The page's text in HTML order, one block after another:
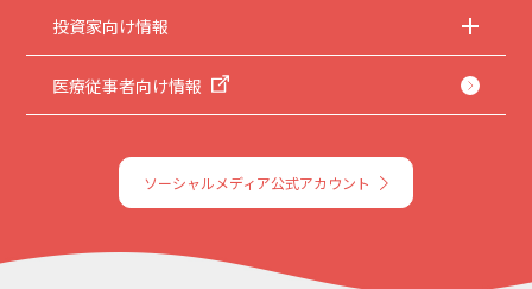
投資家向け情報
医療従事者向け情報
ソーシャルメディア公式アカウント